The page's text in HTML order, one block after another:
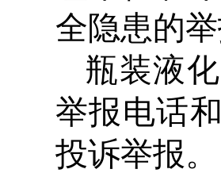
全隐患的举
瓶装液
举报电话
投诉举报。